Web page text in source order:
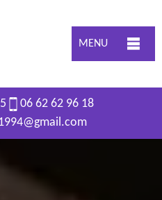
MENU
06 62 62 96 18